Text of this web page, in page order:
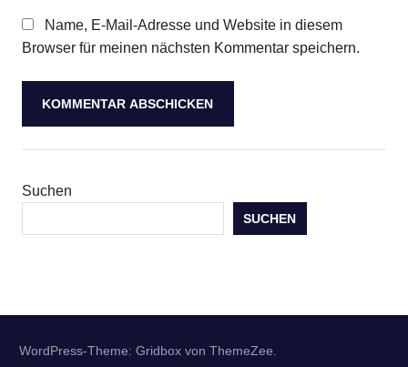
Name, E-Mail-Adresse und Website in diesem
Browser für meinen nächsten Kommentar speichern.
Suchen
SUCHEN
WordPress-Theme: Gridbox von ThemeZee.